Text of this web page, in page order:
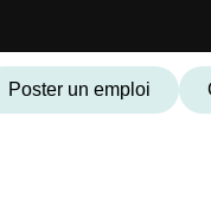
Poster un emploi